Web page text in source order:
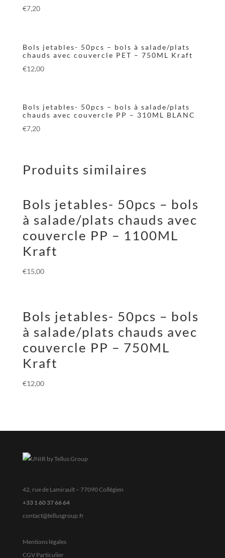
€7,20
Bols jetables- 50pcs – bols à salade/plats
chauds avec couvercle PET – 750ML Kraft
€12,00
Bols jetables- 50pcs – bols à salade/plats
chauds avec couvercle PP – 310ML BLANC
€7,20
Produits similaires
Bols jetables- 50pcs – bols
à salade/plats chauds avec
couvercle PP – 1100ML
Kraft
€15,00
Bols jetables- 50pcs – bols
à salade/plats chauds avec
couvercle PP – 750ML
Kraft
€12,00
42, rue de Lamirault – 77090 Collégien
+33 1 60 37 66 64
contact@tellusgroup.fr
Mentions légales
CGV Particulier